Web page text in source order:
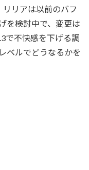
リアは以前のバフ
を検討中で、変更は
で不快感を下げる調
ベルでどうなるかを